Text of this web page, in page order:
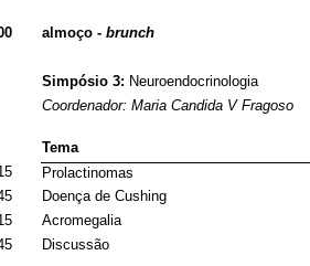
almoço - brunch
Simpósio 3: Neuroendocrinologia
Coordenador: Maria Candida V Fragoso
Tema
Prolactinomas
Doença de Cushing
Acromegalia
Discussão